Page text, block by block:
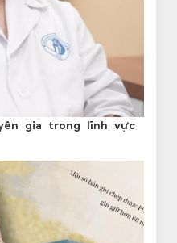
gia trong lĩnh vực